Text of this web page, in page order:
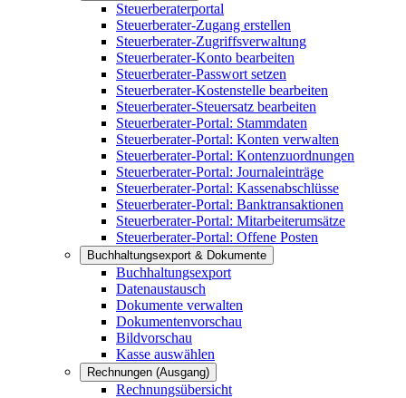
Steuerberaterportal
Steuerberater-Zugang erstellen
Steuerberater-Zugriffsverwaltung
Steuerberater-Konto bearbeiten
Steuerberater-Passwort setzen
Steuerberater-Kostenstelle bearbeiten
Steuerberater-Steuersatz bearbeiten
Steuerberater-Portal: Stammdaten
Steuerberater-Portal: Konten verwalten
Steuerberater-Portal: Kontenzuordnungen
Steuerberater-Portal: Journaleinträge
Steuerberater-Portal: Kassenabschlüsse
Steuerberater-Portal: Banktransaktionen
Steuerberater-Portal: Mitarbeiterumsätze
Steuerberater-Portal: Offene Posten
Buchhaltungsexport & Dokumente
Buchhaltungsexport
Datenaustausch
Dokumente verwalten
Dokumentenvorschau
Bildvorschau
Kasse auswählen
Rechnungen (Ausgang)
Rechnungsübersicht